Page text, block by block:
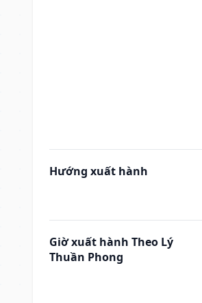
Hướng xuất hành
Giờ xuất hành Theo Lý
Thuần Phong